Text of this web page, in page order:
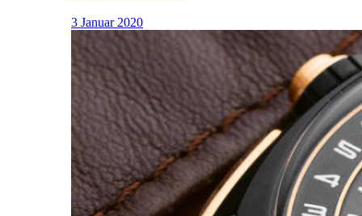
3 Januar 2020